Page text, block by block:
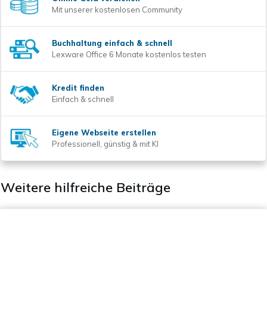
Mit unserer kostenlosen Community
Buchhaltung einfach & schnell
Lexware Office 6 Monate kostenlos testen
Kredit finden
Einfach & schnell
Eigene Webseite erstellen
Professionell, günstig & mit KI
Weitere hilfreiche Beiträge